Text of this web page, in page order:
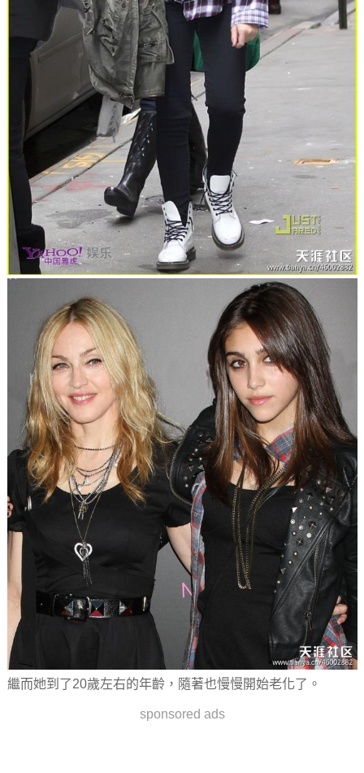
繼而她到了20歲左右的年齡，隨著也慢慢開始老化了。
sponsored ads